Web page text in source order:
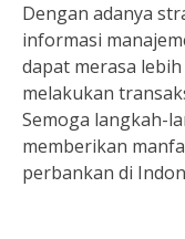
Dengan adanya
informasi
dapat merasa
melakukan
Semoga langkah-
memberikan
perbankan di